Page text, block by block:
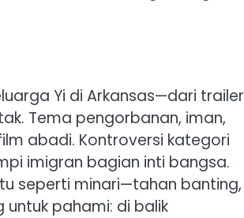
Yi di Arkansas—dari trailer
Tema pengorbanan, iman,
abadi. Kontroversi kategori
imigran bagian inti bangsa.
seperti minari—tahan banting,
untuk pahami: di balik